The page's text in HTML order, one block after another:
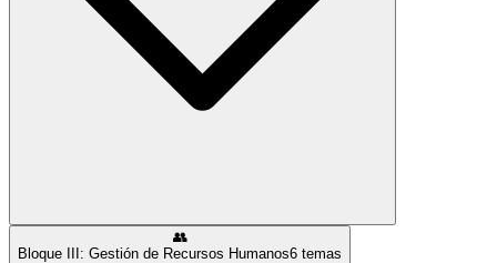
👥
Bloque III: Gestión de Recursos Humanos6 temas